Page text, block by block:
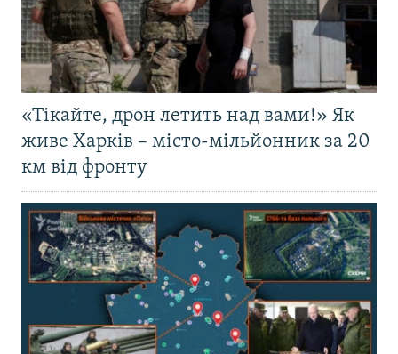
«Тікайте, дрон летить над вами!» Як
живе Харків – місто-мільйонник за 20
км від фронту